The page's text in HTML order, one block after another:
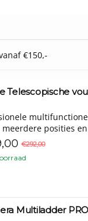
€150,-
Telescopische
posities
€292,00
Multiladder